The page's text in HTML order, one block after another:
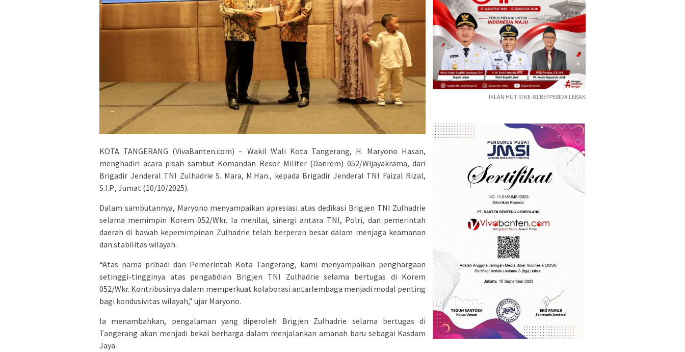
KOTA TANGERANG (VivaBanten.com) – Wakil Wali Kota Tangerang, H. Maryono Hasan,
menghadiri acara pisah sambut Komandan Resor Militer (Danrem) 052/Wijayakrama, dari
Brigadir Jenderal TNI Zulhadrie S. Mara, M.Han., kepada Brigadir Jenderal TNI Faizal Rizal,
S.I.P., Jumat (10/10/2025).
Dalam sambutannya, Maryono menyampaikan apresiasi atas dedikasi Brigjen TNI Zulhadrie
selama memimpin Korem 052/Wkr. Ia menilai, sinergi antara TNI, Polri, dan pemerintah
daerah di bawah kepemimpinan Zulhadrie telah berperan besar dalam menjaga keamanan
dan stabilitas wilayah.
“Atas nama pribadi dan Pemerintah Kota Tangerang, kami menyampaikan penghargaan
setinggi-tingginya atas pengabdian Brigjen TNI Zulhadrie selama bertugas di Korem
052/Wkr. Kontribusinya dalam memperkuat kolaborasi antarlembaga menjadi modal penting
bagi kondusivitas wilayah,” ujar Maryono.
Ia menambahkan, pengalaman yang diperoleh Brigjen Zulhadrie selama bertugas di
Tangerang akan menjadi bekal berharga dalam menjalankan amanah baru sebagai Kasdam
Jaya.
IKLAN HUT RI KE-81 BEPPERIDA LEBAK